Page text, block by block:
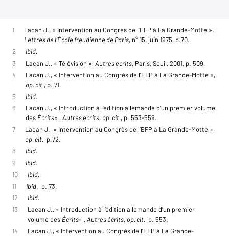
1
Lacan J., « Intervention au Congrès de l’EFP à La Grande-Motte »,
Lettres de l’École freudienne de Paris, n° 15, juin 1975, p.70.
2
Ibid.
3
Lacan J., « Télévision »,Autres écrits, Paris, Seuil, 2001, p. 509.
4
Lacan J., « Intervention au Congrès de l’EFP à La Grande-Motte »,
op. cit., p. 71.
5
Ibid.
6
Lacan J., « Introduction à l’édition allemande d’un premier volume
des Écrits« ,Autres écrits,op. cit., p. 553-559.
7
Lacan J., « Intervention au Congrès de l’EFP à La Grande-Motte »,
op. cit., p.72.
8
Ibid.
9
Ibid.
10
Ibid.
11
Ibid., p. 73.
12
Ibid.
13
Lacan J., « Introduction à l’édition allemande d’un premier
volume des Écrits« ,Autres écrits,op. cit., p. 553.
14
Lacan J., « Intervention au Congrès de l’EFP à La Grande-